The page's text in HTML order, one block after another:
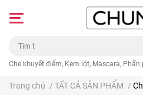
Che khuyết điểm, Kem lót, Mascara, Phấn
Trang chủ / TẤT CẢ SẢN PHẨM /